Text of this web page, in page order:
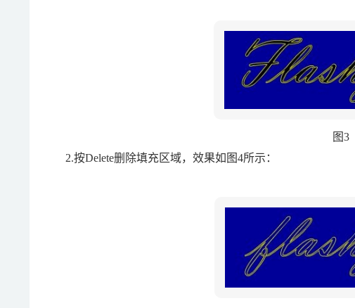
图3
2.按Delete删除填充区域，效果如图4所示：